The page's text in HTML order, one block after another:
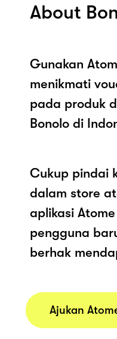
About
Gunakan
menikmati
pada produk
Bonolo di
Cukup pindai
dalam store
aplikasi
pengguna
berhak
Ajukan